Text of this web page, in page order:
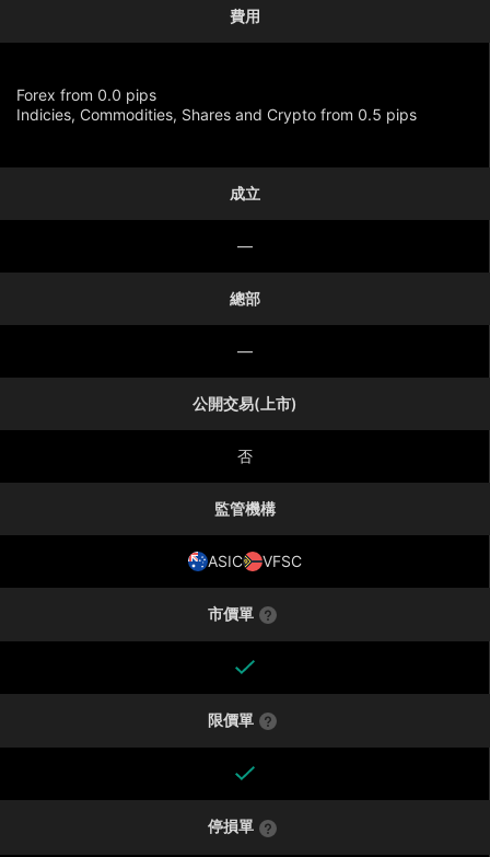
費用
Forex from 0.0 pips
Indicies, Commodities, Shares and Crypto from 0.5 pips
成立
—
總部
—
公開交易(上市)
否
監管機構
ASIC VFSC
市價單
限價單
停損單